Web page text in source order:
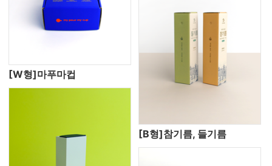
[W형]마푸마컵
[B형]참기름, 들기름